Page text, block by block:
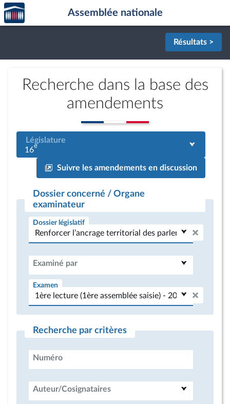
Aller au contenu
Aller en bas de la page
Accèder
à la
page
Assemblée nationale
Résultats >
Recherche dans la base des
amendements
Législature
16e
Suivre les amendements en discussion
Dossier concerné / Organe
examinateur
Dossier législatif
Examiné par
Examen
Recherche par critères
Numéro
Auteur/Cosignataires